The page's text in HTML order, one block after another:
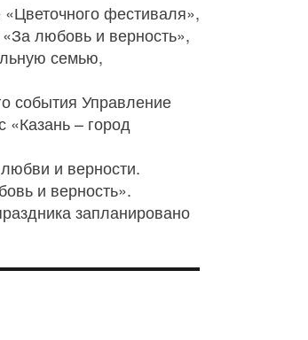
фестиваля»,
любовь и верность»,
семью,
события Управление
«Казань – город
и верности.
и верность».
запланировано